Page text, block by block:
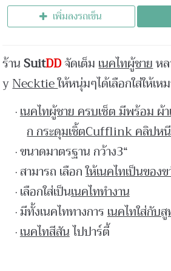
เพิ่มลงรถเข็น
ร้านSuitDDจัดเต็มเนคไทผู้ชายหล
yNecktieให้หนุ่มๆได้เลือกใส่ให้เ
เนคไทผู้ชาย ครบเซ็ต มีพร้อม ผ้า
ก กระดุมเชิ้ตCufflink คลิปห
ขนาดมาตรฐาน กว้าง3“
สามารถ เลือกให้เนคไทเป็นของ
เลือกใส่เป็นเนคไททำงาน
มีทั้งเนคไททางการเนคไทใส่กับ
เนคไทสีสันไปปาร์ตี้